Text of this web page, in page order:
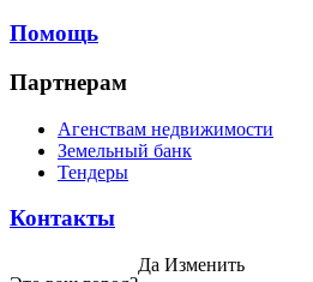
Помощь
Партнерам
Агенствам недвижимости
Земельный банк
Тендеры
Контакты
Да Изменить